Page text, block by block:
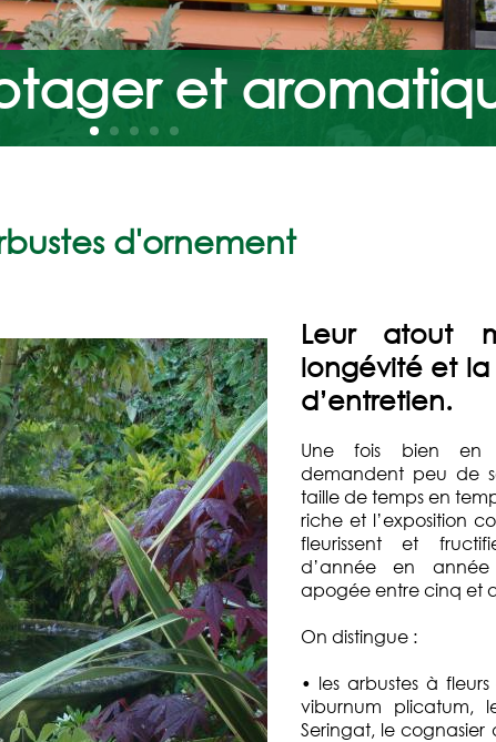
et
d'ornement
Leur atout
longévité et
d’entretien.
Une fois bien en
demandent peu de
taille de temps en
riche et l’exposition
fleurissent et
d’année en
apogée entre cinq et
On distingue :
• les arbustes à
viburnum plicatum,
Seringat, le cognasier